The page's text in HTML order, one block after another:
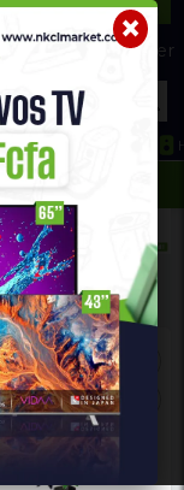
Aide ?
Hightech
652 36 21 34